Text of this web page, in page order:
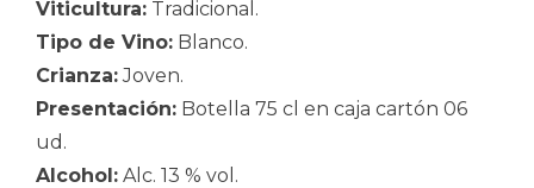
Viticultura: Tradicional.
Tipo de Vino: Blanco.
Crianza:Joven.
Presentación: Botella 75 cl en caja cartón 06
ud.
Alcohol: Alc. 13 % vol.